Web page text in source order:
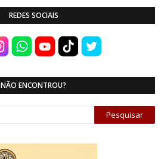
REDES SOCIAIS
NÃO ENCONTROU?